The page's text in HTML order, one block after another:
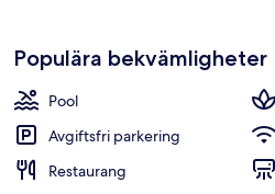
Populära bekvämligheter
Pool
Avgiftsfri parkering
Restaurang